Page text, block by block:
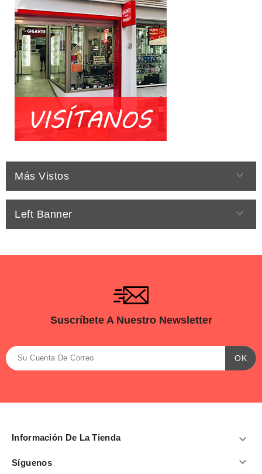
Más Vistos 
Left Banner 
Suscríbete A Nuestro Newsletter
Información De La Tienda 
Síguenos 